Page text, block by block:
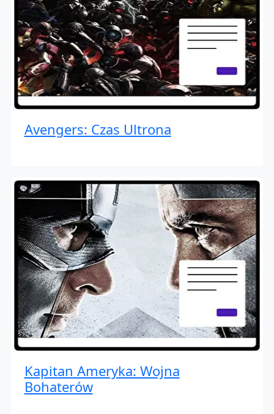
Avengers: Czas Ultrona
Kapitan Ameryka: Wojna
Bohaterów